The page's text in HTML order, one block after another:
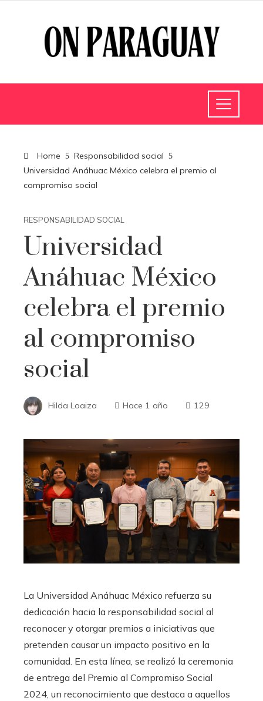
Home
Responsabilidad social
Universidad Anáhuac México celebra el premio al
compromiso social
RESPONSABILIDAD SOCIAL
Universidad
Anáhuac México
celebra el premio
al compromiso
social
Hilda Loaiza Hace 1 año 129
La Universidad Anáhuac México refuerza su
dedicación hacia la responsabilidad social al
reconocer y otorgar premios a iniciativas que
pretenden causar un impacto positivo en la
comunidad. En esta línea, se realizó la ceremonia
de entrega del Premio al Compromiso Social
2024, un reconocimiento que destaca a aquellos